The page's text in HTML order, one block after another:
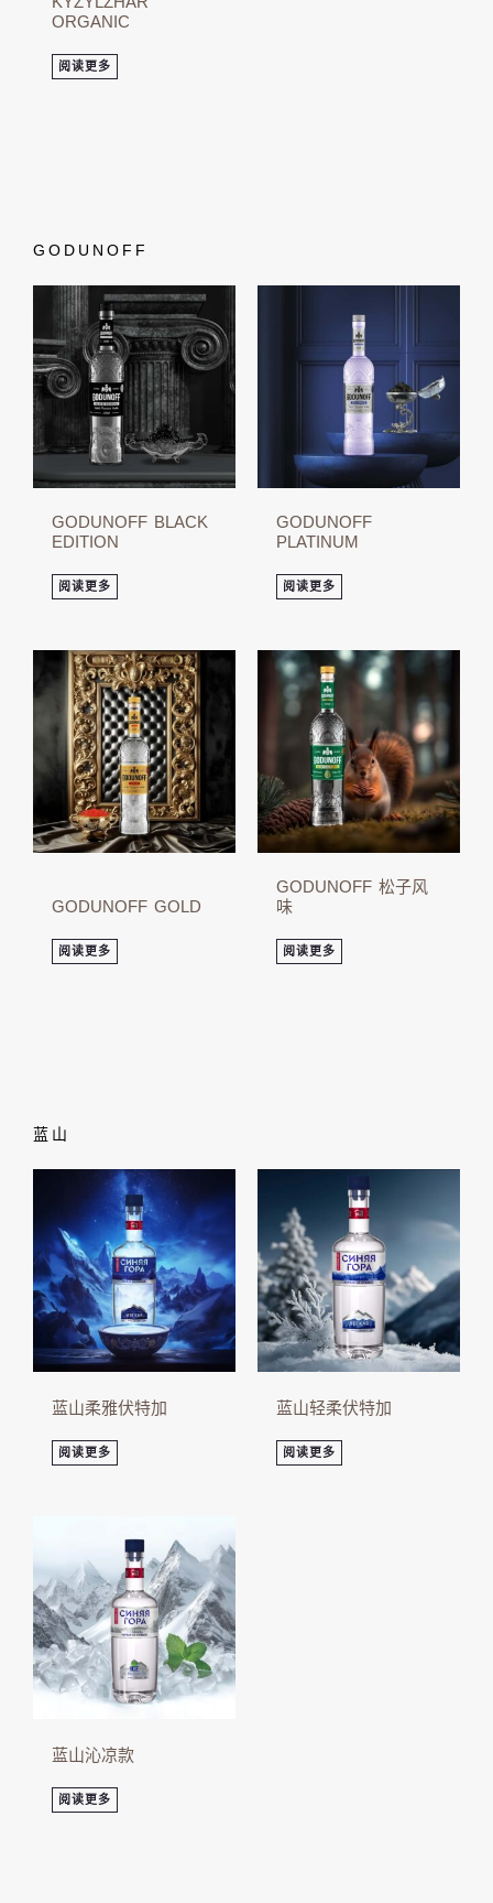
ORGANIC
阅读更多
GODUNOFF
GODUNOFF BLACK
EDITION
阅读更多
GODUNOFF
PLATINUM
阅读更多
GODUNOFF GOLD
阅读更多
GODUNOFF 松子风
味
阅读更多
蓝山
蓝山柔雅伏特加
阅读更多
蓝山轻柔伏特加
阅读更多
蓝山沁凉款
阅读更多